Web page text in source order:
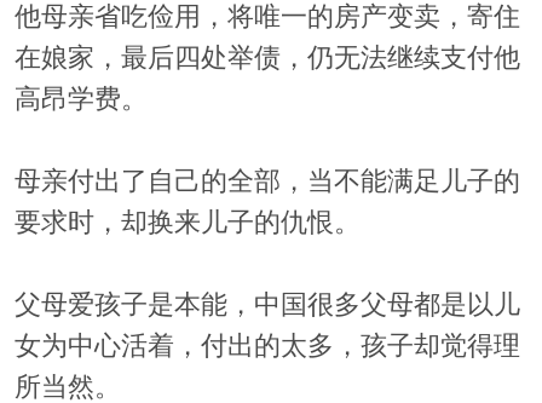
他母亲省吃俭用，将唯一的房产变卖，寄住
在娘家，最后四处举债，仍无法继续支付他
高昂学费。
母亲付出了自己的全部，当不能满足儿子的
要求时，却换来儿子的仇恨。
父母爱孩子是本能，中国很多父母都是以儿
女为中心活着，付出的太多，孩子却觉得理
所当然。